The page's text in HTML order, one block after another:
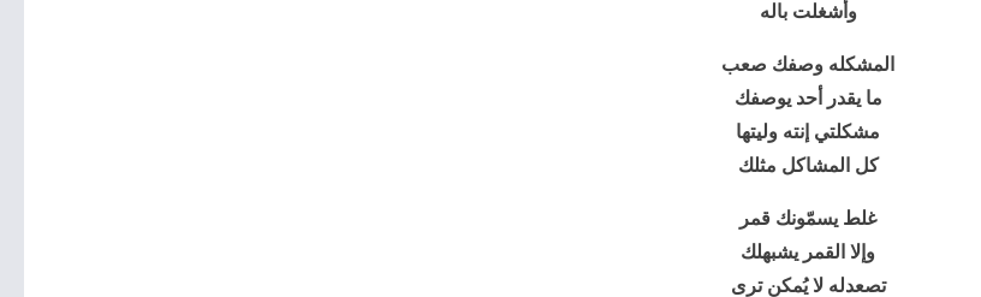
وأشغلت باله
المشكله وصفك صعب
ما يقدر أحد يوصفك
مشكلتي إنته وليتها
كل المشاكل مثلك
غلط يسمّونك قمر
وإلا القمر يشبهلك
تصعدله لا يُمكن ترى